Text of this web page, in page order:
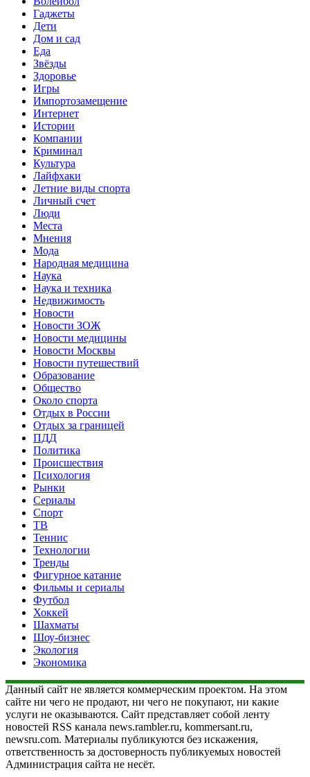
Гаджеты
Дети
Дом и сад
Еда
Звёзды
Здоровье
Игры
Импортозамещение
Интернет
Истории
Компании
Криминал
Культура
Лайфхаки
Летние виды спорта
Личный счет
Люди
Места
Мнения
Мода
Народная медицина
Наука
Наука и техника
Недвижимость
Новости
Новости ЗОЖ
Новости медицины
Новости Москвы
Новости путешествий
Образование
Общество
Около спорта
Отдых в России
Отдых за границей
ПДД
Политика
Происшествия
Психология
Рынки
Сериалы
Спорт
ТВ
Теннис
Технологии
Тренды
Фигурное катание
Фильмы и сериалы
Футбол
Хоккей
Шахматы
Шоу-бизнес
Экология
Экономика
Данный сайт не является коммерческим проектом. На этом
сайте ни чего не продают, ни чего не покупают, ни какие
услуги не оказываются. Сайт представляет собой ленту
новостей RSS канала news.rambler.ru, kommersant.ru,
newsru.com. Материалы публикуются без искажения,
ответственность за достоверность публикуемых новостей
Администрация сайта не несёт.